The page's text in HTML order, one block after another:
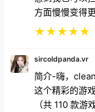
方面慢慢变得更
★★★★★
sircoldpanda.vr
简介-嗨，
这个精彩的游
（共 110 款